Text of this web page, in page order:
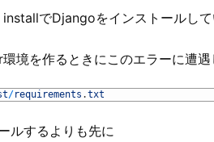
でDjangoをインストールして
境を作るときにこのエラーに遭遇
/requirements .txt
ルするよりも先に